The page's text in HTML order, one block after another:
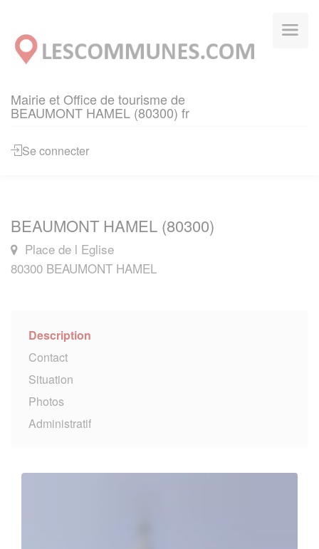
Mairie et Office de tourisme de
BEAUMONT HAMEL (80300) fr
Se connecter
BEAUMONT HAMEL (80300)
Place de l Eglise
80300 BEAUMONT HAMEL
Description
Contact
Situation
Photos
Administratif